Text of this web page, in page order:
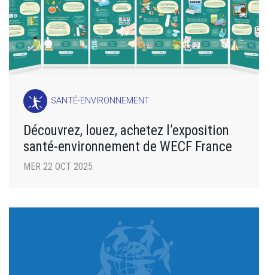
SANTÉ-ENVIRONNEMENT
Découvrez, louez, achetez l’exposition
santé-environnement de WECF France
MER 22 OCT 2025